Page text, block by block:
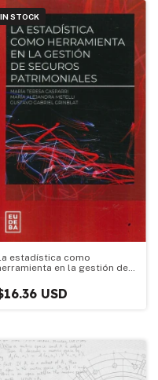
STOCK
estadística como
en la gestión de
USD